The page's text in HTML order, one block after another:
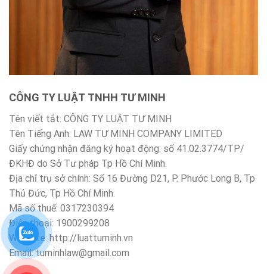
CÔNG TY LUẬT TNHH TƯ MINH
Tên viết tắt: CÔNG TY LUẬT TƯ MINH
Tên Tiếng Anh: LAW TƯ MINH COMPANY LIMITED
Giấy chứng nhận đăng ký hoạt động: số 41.02.3774/TP/
ĐKHĐ do Sở Tư pháp Tp Hồ Chí Minh.
Địa chỉ trụ sở chính: Số 16 Đường D21, P. Phước Long B, Tp
Thủ Đức, Tp Hồ Chí Minh.
Mã số thuế: 0317230394
Điện thoại: 1900299208
Website: http://luattuminh.vn
Email: tuminhlaw@gmail.com